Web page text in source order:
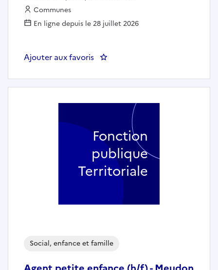
Employeur :
Communes
En ligne depuis le 28 juillet 2026
Ajouter aux favoris : Educateur de Jeunes Enfants
Social, enfance et famille
Fonction
publique
Territoriale